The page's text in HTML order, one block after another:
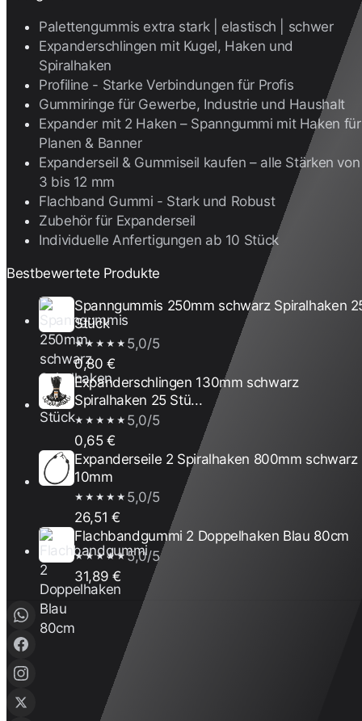
Palettengummis extra stark | elastisch | schwer
Expanderschlingen mit Kugel, Haken und
Spiralhaken
Profiline - Starke Verbindungen für Profis
Gummiringe für Gewerbe, Industrie und Haushalt
Expander mit 2 Haken – Spanngummi mit Haken für
Planen & Banner
Expanderseil & Gummiseil kaufen – alle Stärken von
3 bis 12 mm
Flachband Gummi - Stark und Robust
Zubehör für Expanderseil
Individuelle Anfertigungen ab 10 Stück
Bestbewertete Produkte
Spanngummis 250mm schwarz Spiralhaken
Stück
★★★★★ 5,0/5
0,80 €
Expanderschlingen 130mm schwarz
Spiralhaken 25 Stü...
★★★★★ 5,0/5
0,65 €
Expanderseile 2 Spiralhaken 800mm schwarz
10mm
★★★★★ 5,0/5
26,51 €
Flachbandgummi 2 Doppelhaken Blau 80cm
★★★★★5,0/5
31,89 €